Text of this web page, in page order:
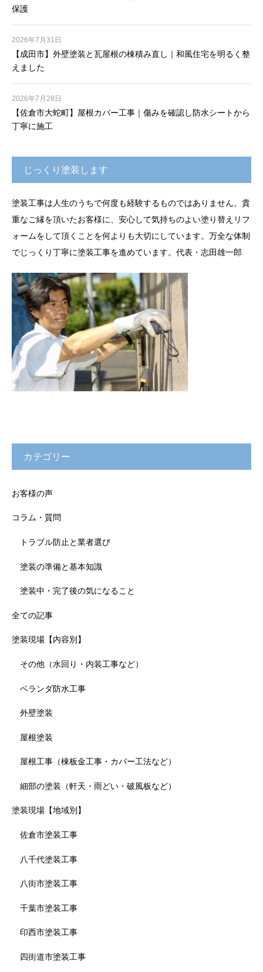
保護
【成田市】外壁塗装と瓦屋根の棟積み直し｜和風住宅を明るく整
えました
2026年7月31日
【佐倉市大蛇町】屋根カバー工事｜傷みを確認し防水シートから
丁寧に施工
2026年7月28日
じっくり塗装します
塗装工事は人生のうちで何度も経験するものではありません。貴
重なご縁を頂いたお客様に、安心して気持ちのよい塗り替えリフ
ォームをして頂くことを何よりも大切にしています。万全な体制
でじっくり丁寧に塗装工事を進めています。代表・志田雄一郎
カテゴリー
お客様の声
コラム・質問
トラブル防止と業者選び
塗装の準備と基本知識
塗装中・完了後の気になること
全ての記事
塗装現場【内容別】
その他（水回り・内装工事など）
ベランダ防水工事
外壁塗装
屋根塗装
屋根工事（棟板金工事・カバー工法など）
細部の塗装（軒天・雨どい・破風板など）
塗装現場【地域別】
佐倉市塗装工事
八千代塗装工事
八街市塗装工事
千葉市塗装工事
印西市塗装工事
四街道市塗装工事